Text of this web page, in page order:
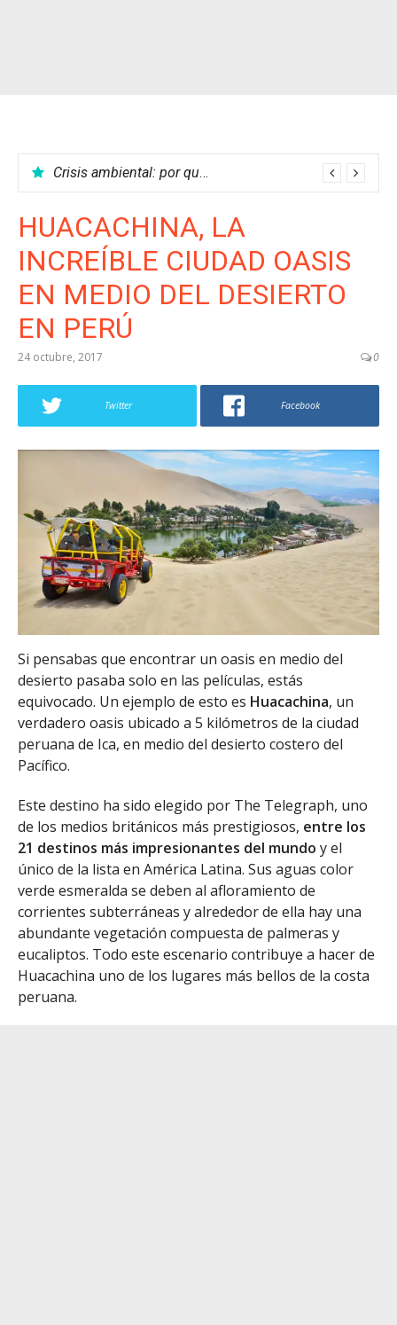
Crisis ambiental: por qué no podemos parar el calentamiento global
HUACACHINA, LA
INCREÍBLE CIUDAD OASIS
EN MEDIO DEL DESIERTO
EN PERÚ
24 octubre, 2017 0
Twitter Facebook
Si pensabas que encontrar un oasis en medio del
desierto pasaba solo en las películas, estás
equivocado. Un ejemplo de esto es Huacachina, un
verdadero oasis ubicado a 5 kilómetros de la ciudad
peruana de Ica, en medio del desierto costero del
Pacífico.
Este destino ha sido elegido por The Telegraph, uno
de los medios británicos más prestigiosos, entre los
21 destinos más impresionantes del mundo y el
único de la lista en América Latina. Sus aguas color
verde esmeralda se deben al afloramiento de
corrientes subterráneas y alrededor de ella hay una
abundante vegetación compuesta de palmeras y
eucaliptos. Todo este escenario contribuye a hacer de
Huacachina uno de los lugares más bellos de la costa
peruana.